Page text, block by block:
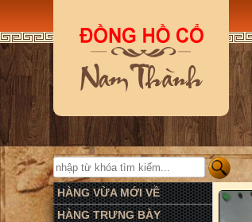
HÀNG VỪA MỚI VỀ
HÀNG TRƯNG BÀY